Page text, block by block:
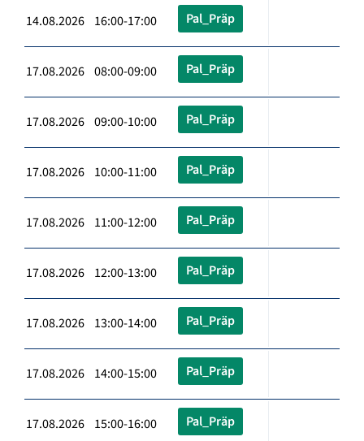
14.08.2026 16:00-17:00 Pal_Präp
17.08.2026 08:00-09:00 Pal_Präp
17.08.2026 09:00-10:00 Pal_Präp
17.08.2026 10:00-11:00 Pal_Präp
17.08.2026 11:00-12:00 Pal_Präp
17.08.2026 12:00-13:00 Pal_Präp
17.08.2026 13:00-14:00 Pal_Präp
17.08.2026 14:00-15:00 Pal_Präp
17.08.2026 15:00-16:00 Pal_Präp